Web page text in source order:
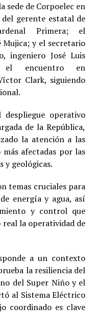
sede de Corpoelec en
gerente estatal de
Primera; el
Mujica; y el secretario
ingeniero José Luis
el encuentro en
Clark, siguiendo
operativo
de la República,
la atención a las
afectadas por las
y geológicas.
temas cruciales para
energía y agua, así
y control que
la operatividad de
a un contexto
la resiliencia del
del Super Niño y el
al Sistema Eléctrico
coordinado es clave